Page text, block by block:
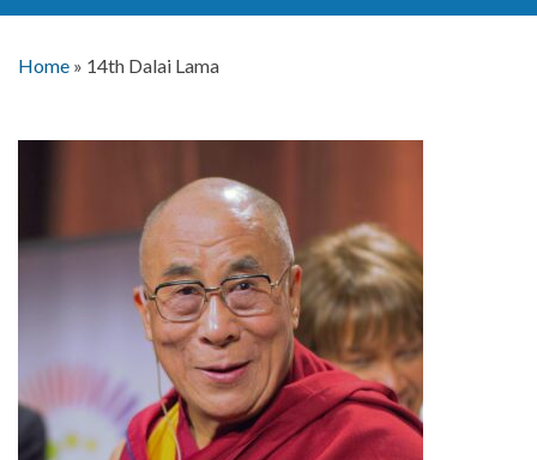
Home » 14th Dalai Lama